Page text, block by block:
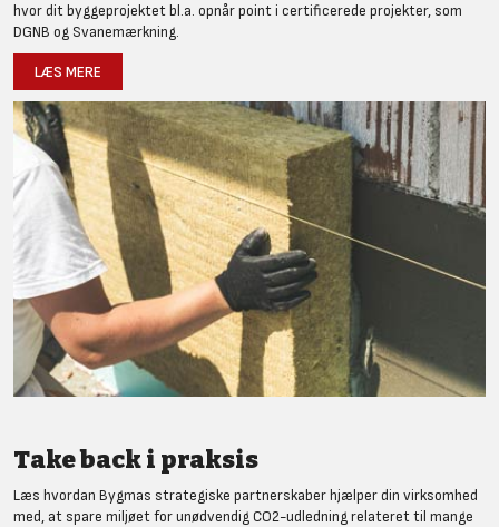
hvor dit byggeprojektet bl.a. opnår point i certificerede projekter, som
DGNB og Svanemærkning.
LÆS MERE
Take back i praksis
Læs hvordan Bygmas strategiske partnerskaber hjælper din virksomhed
med, at spare miljøet for unødvendig CO2-udledning relateret til mange